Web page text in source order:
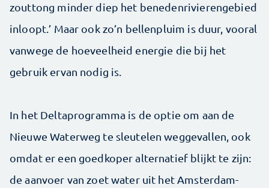
zouttong minder diep het benedenrivierengebied
inloopt.’ Maar ook zo’n bellenpluim is duur, vooral
vanwege de hoeveelheid energie die bij het
gebruik ervan nodig is.
In het Deltaprogramma is de optie om aan de
Nieuwe Waterweg te sleutelen weggevallen, ook
omdat er een goedkoper alternatief blijkt te zijn:
de aanvoer van zoet water uit het Amsterdam-